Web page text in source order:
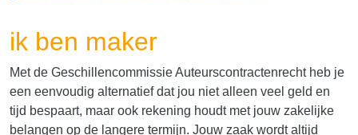
ik ben maker
Met de Geschillencommissie Auteurscontractenrecht heb je
een eenvoudig alternatief dat jou niet alleen veel geld en
tijd bespaart, maar ook rekening houdt met jouw zakelijke
belangen op de langere termijn. Jouw zaak wordt altijd